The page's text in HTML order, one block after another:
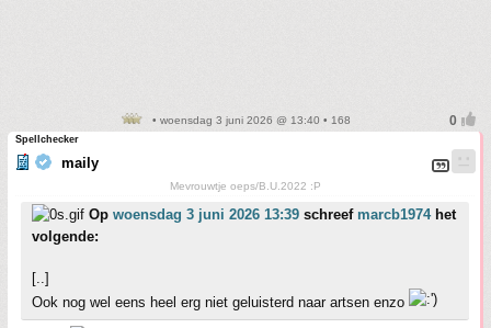
• woensdag 3 juni 2026 @ 13:40 • 168
Spellchecker
maily
Mevrouwtje oeps/B.U.2022 :P
Op woensdag 3 juni 2026 13:39 schreef marcb1974het
volgende:
[..]
Ook nog wel eens heel erg niet geluisterd naar artsen enzo